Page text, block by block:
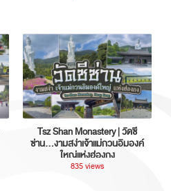
Tsz Shan Monastery | วัดซี
ซ่าน…งามสง่าเจ้าแม่กวนอิมองค์
ใหญ่แห่งฮ่องกง
835 views